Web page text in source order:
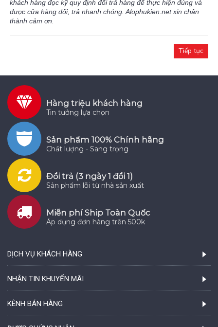
khách hàng đọc kỹ quy định đổi trả hàng để thực hiện đúng và
được cửa hàng đổi, trả nhanh chóng. Alophukien.net xin chân
thành cảm ơn.
Tiếp tục
Hàng triệu khách hàng
Tin tưởng lựa chọn
Sản phẩm 100% Chính hãng
Chất lượng - Sang trọng
Đổi trả (3 ngày 1 đổi 1)
Sản phẩm lỗi từ nhà sản xuất
Miễn phí Ship Toàn Quốc
Áp dụng đơn hàng trên 500k
DỊCH VỤ KHÁCH HÀNG
NHẬN TIN KHUYẾN MÃI
KÊNH BÁN HÀNG